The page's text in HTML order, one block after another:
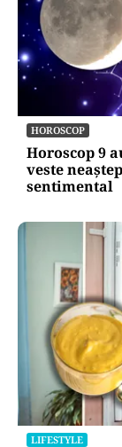
HOROSCOP
Horoscop 9
veste
sentimental
LIFESTYLE